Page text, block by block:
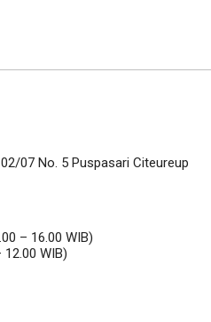
07 No. 5 Puspasari Citeureup
– 16.00 WIB)
WIB)